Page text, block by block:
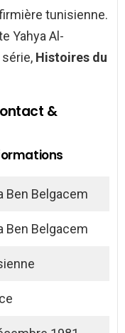
tunisienne.
Yahya Al-
Histoires du
&
Ben Belgacem
Ben Belgacem